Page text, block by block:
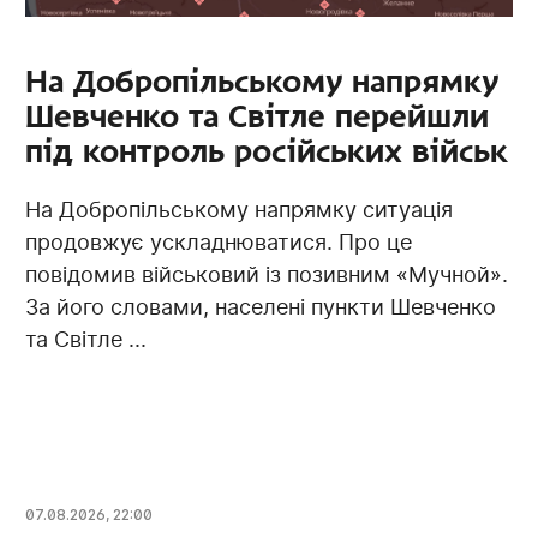
На Добропільському напрямку
Шевченко та Світле перейшли
під контроль російських військ
На Добропільському напрямку ситуація
продовжує ускладнюватися. Про це
повідомив військовий із позивним «Мучной».
За його словами, населені пункти Шевченко
та Світле ...
07.08.2026, 22:00